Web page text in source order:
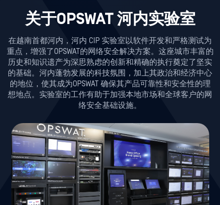
关于OPSWAT 河内实验室
在越南首都河内，河内 CIP 实验室以软件开发和严格测试为
重点，增强了OPSWAT的网络安全解决方案。这座城市丰富的
历史和知识遗产为深思熟虑的创新和精确的执行奠定了坚实
的基础。河内蓬勃发展的科技氛围，加上其政治和经济中心
的地位，使其成为OPSWAT 确保其产品可靠性和安全性的理
想地点。实验室的工作有助于加强本地市场和全球客户的网
络安全基础设施。